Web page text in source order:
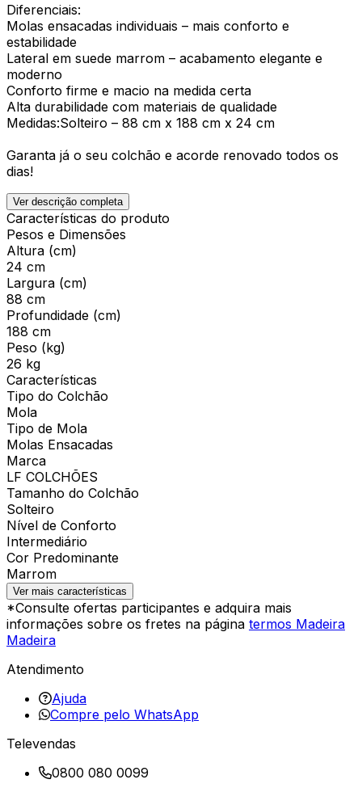
Diferenciais:
Molas ensacadas individuais – mais conforto e
estabilidade
Lateral em suede marrom – acabamento elegante e
moderno
Conforto firme e macio na medida certa
Alta durabilidade com materiais de qualidade
Medidas:Solteiro – 88 cm x 188 cm x 24 cm
Garanta já o seu colchão e acorde renovado todos os
dias!
Ver descrição completa
Características do produto
Pesos e Dimensões
Altura (cm)
24 cm
Largura (cm)
88 cm
Profundidade (cm)
188 cm
Peso (kg)
26 kg
Características
Tipo do Colchão
Mola
Tipo de Mola
Molas Ensacadas
Marca
LF COLCHÕES
Tamanho do Colchão
Solteiro
Nível de Conforto
Intermediário
Cor Predominante
Marrom
Ver mais características
*Consulte ofertas participantes e adquira mais
informações sobre os fretes na página termos Madeira
Madeira
Atendimento
Ajuda
Compre pelo WhatsApp
Televendas
0800 080 0099